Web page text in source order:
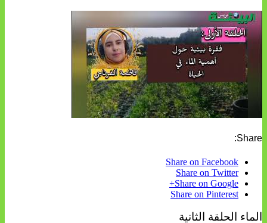
Share:
Share on Facebook
Share on Twitter
Share on Google+
Share on Pinterest
الماء الحلقة الثانية